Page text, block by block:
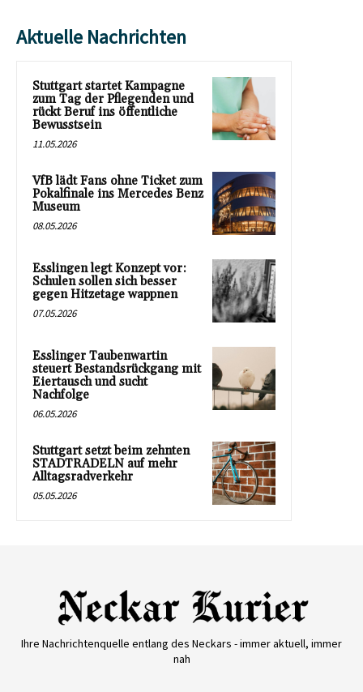
Aktuelle Nachrichten
Stuttgart startet Kampagne
zum Tag der Pflegenden und
rückt Beruf ins öffentliche
Bewusstsein
11.05.2026
VfB lädt Fans ohne Ticket zum
Pokalfinale ins Mercedes Benz
Museum
08.05.2026
Esslingen legt Konzept vor:
Schulen sollen sich besser
gegen Hitzetage wappnen
07.05.2026
Esslinger Taubenwartin
steuert Bestandsrückgang mit
Eiertausch und sucht
Nachfolge
06.05.2026
Stuttgart setzt beim zehnten
STADTRADELN auf mehr
Alltagsradverkehr
05.05.2026
Ihre Nachrichtenquelle entlang des Neckars - immer aktuell, immer
nah